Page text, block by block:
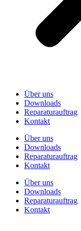
Über uns
Downloads
Reparaturauftrag
Kontakt
Über uns
Downloads
Reparaturauftrag
Kontakt
Über uns
Downloads
Reparaturauftrag
Kontakt